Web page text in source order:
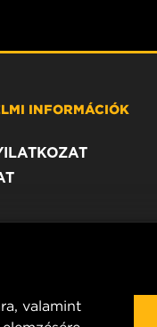
INFORMÁCIÓK
valamint